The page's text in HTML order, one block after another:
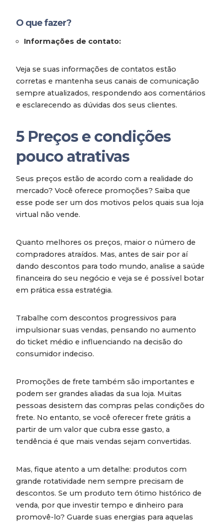
O que fazer?
Informações de contato:
Veja se suas informações de contatos estão
corretas e mantenha seus canais de comunicação
sempre atualizados, respondendo aos comentários
e esclarecendo as dúvidas dos seus clientes.
5 Preços e condições
pouco atrativas
Seus preços estão de acordo com a realidade do
mercado? Você oferece promoções? Saiba que
esse pode ser um dos motivos pelos quais sua loja
virtual não vende.
Quanto melhores os preços, maior o número de
compradores atraídos. Mas, antes de sair por aí
dando descontos para todo mundo, analise a saúde
financeira do seu negócio e veja se é possível botar
em prática essa estratégia.
Trabalhe com descontos progressivos para
impulsionar suas vendas, pensando no aumento
do ticket médio e influenciando na decisão do
consumidor indeciso.
Promoções de frete também são importantes e
podem ser grandes aliadas da sua loja. Muitas
pessoas desistem das compras pelas condições do
frete. No entanto, se você oferecer frete grátis a
partir de um valor que cubra esse gasto, a
tendência é que mais vendas sejam convertidas.
Mas, fique atento a um detalhe: produtos com
grande rotatividade nem sempre precisam de
descontos. Se um produto tem ótimo histórico de
venda, por que investir tempo e dinheiro para
promovê-lo? Guarde suas energias para aquelas